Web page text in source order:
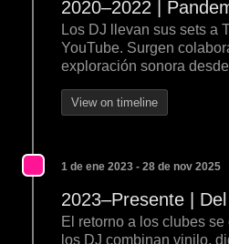
2020–2022 |
Los DJ llevan sus sets a
YouTube. Surgen
exploración sonora
View on timeline
1 de ene 2023 - 28 de nov 2025
2023–Presente |
El retorno a los clubes
los DJ combinan vinilo,